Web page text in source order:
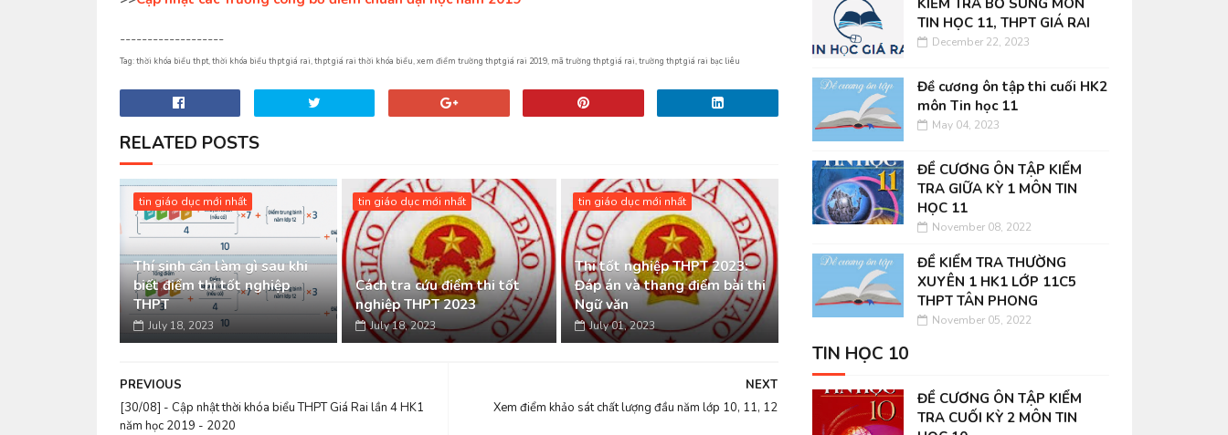
-------------------
Tag: thời khóa biểu thpt, thời khóa biểu thpt giá rai, thpt giá rai thời khóa biểu, xem điểm trường thpt giá rai 2019, mã trường thpt giá rai, trường thpt giá rai bạc liêu
RELATED POSTS
tin giáo dục mới nhất
Thí sinh cần làm gì sau khi
biết điểm thi tốt nghiệp
THPT
July 18, 2023
tin giáo dục mới nhất
Cách tra cứu điểm thi tốt
nghiệp THPT 2023
July 18, 2023
tin giáo dục mới nhất
Thi tốt nghiệp THPT 2023:
Đáp án và thang điểm bài thi
Ngữ văn
July 01, 2023
NEXT
Xem điểm khảo sát chất lượng đầu năm lớp 10, 11, 12
PREVIOUS
[30/08] - Cập nhật thời khóa biểu THPT Giá Rai lần 4 HK1
năm học 2019 - 2020
KIỂM TRA BỔ SUNG MÔN
TIN HỌC 11, THPT GIÁ RAI
December 22, 2023
Đề cương ôn tập thi cuối HK2
môn Tin học 11
May 04, 2023
ĐỀ CƯƠNG ÔN TẬP KIỂM
TRA GIỮA KỲ 1 MÔN TIN
HỌC 11
November 08, 2022
ĐỀ KIỂM TRA THƯỜNG
XUYÊN 1 HK1 LỚP 11C5
THPT TÂN PHONG
November 05, 2022
TIN HỌC 10
ĐỀ CƯƠNG ÔN TẬP KIỂM
TRA CUỐI KỲ 2 MÔN TIN